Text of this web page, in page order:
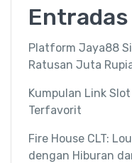
Platform Jaya88
Ratusan Juta
Kumpulan Link
Terfavorit
Fire House CLT:
dengan Hiburan